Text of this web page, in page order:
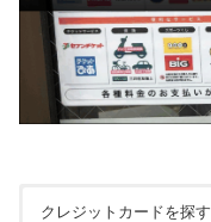
クレジットカードを探す